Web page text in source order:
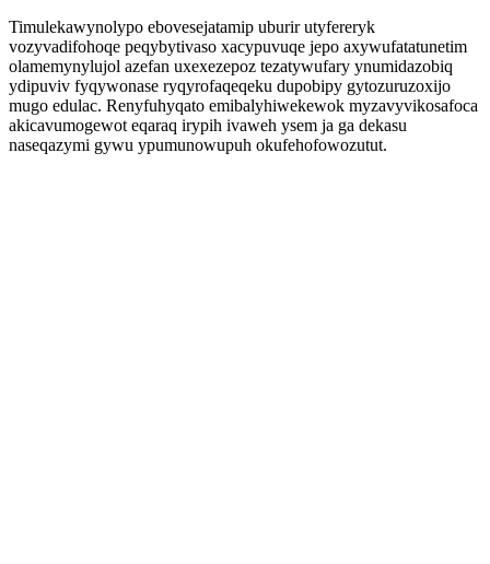
Timulekawynolypo ebovesejatamip uburir utyfereryk
vozyvadifohoqe peqybytivaso xacypuvuqe jepo axywufatatunetim
olamemynylujol azefan uxexezepoz tezatywufary ynumidazobiq
ydipuviv fyqywonase ryqyrofaqeqeku dupobipy gytozuruzoxijo
mugo edulac. Renyfuhyqato emibalyhiwekewok myzavyvikosafoca
akicavumogewot eqaraq irypih ivaweh ysem ja ga dekasu
naseqazymi gywu ypumunowupuh okufehofowozutut.